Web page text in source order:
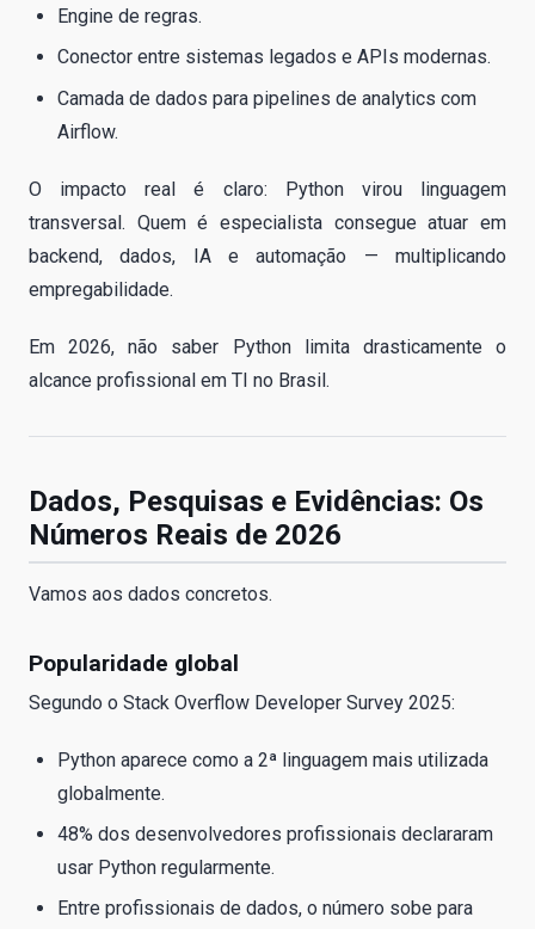
Engine de regras.
Conector entre sistemas legados e APIs modernas.
Camada de dados para pipelines de analytics com
Airflow.
O impacto real é claro: Python virou linguagem
transversal. Quem é especialista consegue atuar em
backend, dados, IA e automação — multiplicando
empregabilidade.
Em 2026, não saber Python limita drasticamente o
alcance profissional em TI no Brasil.
Dados, Pesquisas e Evidências: Os
Números Reais de 2026
Vamos aos dados concretos.
Popularidade global
Segundo o Stack Overflow Developer Survey 2025:
Python aparece como a 2ª linguagem mais utilizada
globalmente.
48% dos desenvolvedores profissionais declararam
usar Python regularmente.
Entre profissionais de dados, o número sobe para